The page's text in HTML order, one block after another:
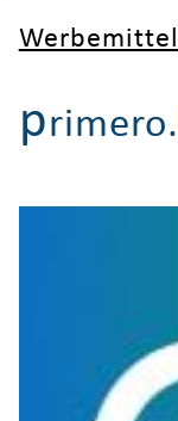
Werbemittel
p